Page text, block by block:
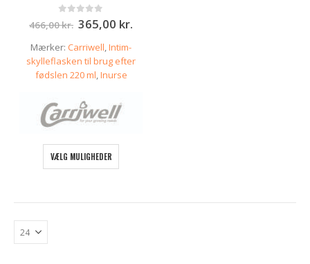
ud af 5
466,00kr. Den
oprindelige
pris
var:
466,00 kr..
365,00 kr.Den
er:
365,00 kr..
Mærker: Carriwell,Intim-
skylleflasken til brug efter
fødslen 220 ml,Inurse
VÆLG MULIGHEDER
varianter.